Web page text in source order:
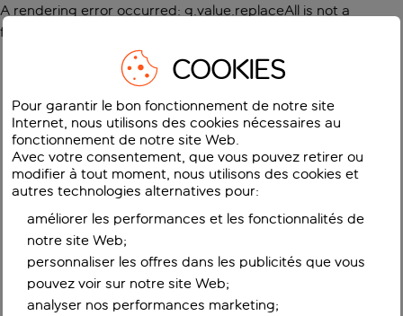
A rendering error occurred: g.value.replaceAll is not a
function
COOKIES
Pour garantir le bon fonctionnement de notre site
Internet, nous utilisons des cookies nécessaires au
fonctionnement de notre site Web.
Avec votre consentement, que vous pouvez retirer ou
modifier à tout moment, nous utilisons des cookies et
autres technologies alternatives pour:
améliorer les performances et les fonctionnalités de
notre site Web;
personnaliser les offres dans les publicités que vous
pouvez voir sur notre site Web;
analyser nos performances marketing;